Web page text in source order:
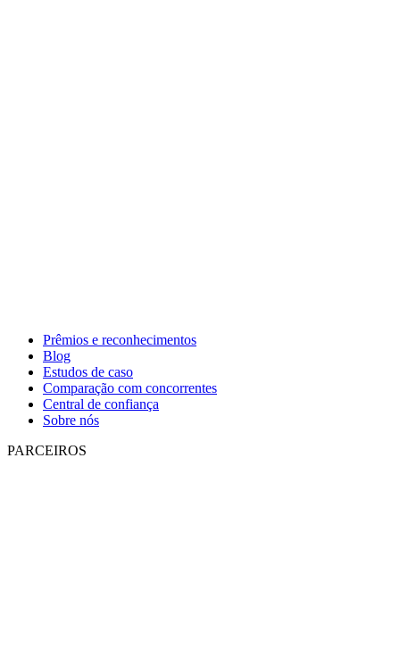
Prêmios e reconhecimentos
Blog
Estudos de caso
Comparação com concorrentes
Central de confiança
Sobre nós
PARCEIROS